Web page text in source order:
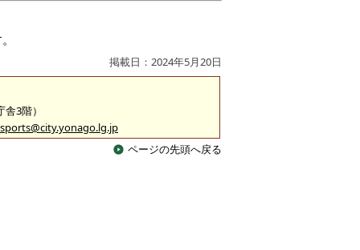
掲載日：2024年5月20日
3階）
sports@city.yonago.lg.jp
ページの先頭へ戻る